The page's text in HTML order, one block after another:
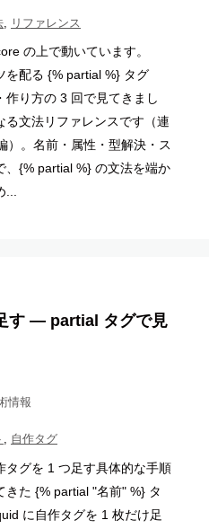
リファレンス
の上で動いています。
を配る {% partial %} タグ
作り方の 3 回で見てきまし
る文法リファレンスです（連
）。名前・属性・型解決・ス
、{% partial %} の文法を端か
す ― partial タグで見
情報
, 自作タグ
タグを 1 つ足す具体的な手順
きた {% partial "名前" %} タ
に自作タグを 1 枚だけ足